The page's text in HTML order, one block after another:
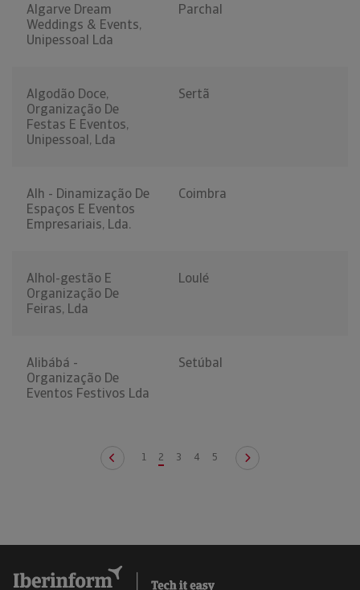
Algarve Dream
Weddings & Events,
Unipessoal Lda
Parchal
Algodão Doce,
Organização De
Festas E Eventos,
Unipessoal, Lda
Sertã
Alh - Dinamização De
Espaços E Eventos
Empresariais, Lda.
Coimbra
Alhol-gestão E
Organização De
Feiras, Lda
Loulé
Alibábá -
Organização De
Eventos Festivos Lda
Setúbal
1 2 3 4 5